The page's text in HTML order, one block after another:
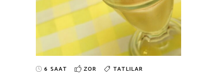
6 SAAT ZOR TATLILAR